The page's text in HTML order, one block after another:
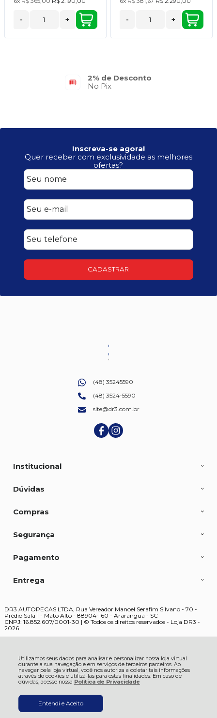
Utilizamos seus dados para analisar e personalizar nossa loja virtual
durante a sua navegação e em serviços de terceiros parceiros. Ao
navegar pela loja virtual, você nos autoriza a coletar tais informações
através do cookies e utilizá-las para estas finalidades. Em caso de
dúvidas, acesse nossa Política de Privacidade
Entendi e Aceito
- + - +
2% de Desconto
No Pix
Inscreva-se agora!
Quer receber com exclusividade as melhores
ofertas?
CADASTRAR
(48) 35245590
(48) 3524-5590
site@dr3.com.br
Institucional
Dúvidas
Compras
Segurança
Pagamento
Entrega
DR3 AUTOPECAS LTDA, Rua Vereador Manoel Serafim Silvano - 70 -
Prédio Sala 1 - Mato Alto - 88904-160 - Araranguá - SC
CNPJ: 16.852.607/0001-30 | © Todos os direitos reservados - Loja DR3 -
2026